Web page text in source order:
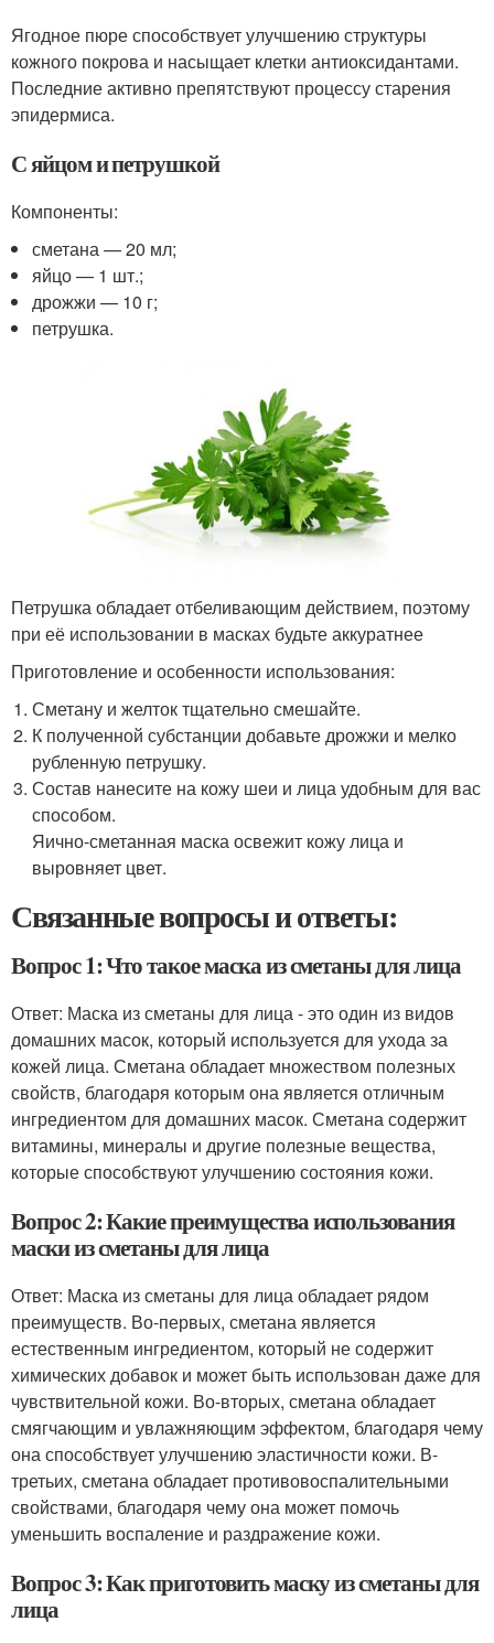
Ягодное пюре способствует улучшению структуры
кожного покрова и насыщает клетки антиоксидантами.
Последние активно препятствуют процессу старения
эпидермиса.
С яйцом и петрушкой
Компоненты:
сметана — 20 мл;
яйцо — 1 шт.;
дрожжи — 10 г;
петрушка.
Петрушка обладает отбеливающим действием, поэтому
при её использовании в масках будьте аккуратнее
Приготовление и особенности использования:
Сметану и желток тщательно смешайте.
К полученной субстанции добавьте дрожжи и мелко
рубленную петрушку.
Состав нанесите на кожу шеи и лица удобным для вас
способом.
Яично-сметанная маска освежит кожу лица и
выровняет цвет.
Связанные вопросы и ответы:
Вопрос 1: Что такое маска из сметаны для лица
Ответ: Маска из сметаны для лица - это один из видов
домашних масок, который используется для ухода за
кожей лица. Сметана обладает множеством полезных
свойств, благодаря которым она является отличным
ингредиентом для домашних масок. Сметана содержит
витамины, минералы и другие полезные вещества,
которые способствуют улучшению состояния кожи.
Вопрос 2: Какие преимущества использования
маски из сметаны для лица
Ответ: Маска из сметаны для лица обладает рядом
преимуществ. Во-первых, сметана является
естественным ингредиентом, который не содержит
химических добавок и может быть использован даже для
чувствительной кожи. Во-вторых, сметана обладает
смягчающим и увлажняющим эффектом, благодаря чему
она способствует улучшению эластичности кожи. В-
третьих, сметана обладает противовоспалительными
свойствами, благодаря чему она может помочь
уменьшить воспаление и раздражение кожи.
Вопрос 3: Как приготовить маску из сметаны для
лица